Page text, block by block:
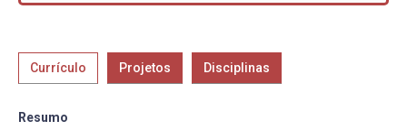
Currículo Projetos Disciplinas
Resumo